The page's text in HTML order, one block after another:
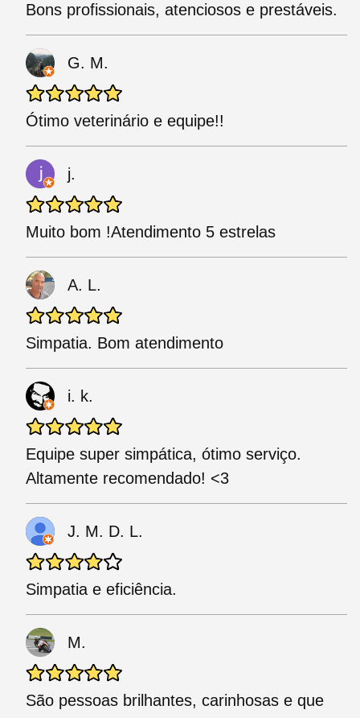
Bons profissionais, atenciosos e prestáveis.
G. M.
Ótimo veterinário e equipe!!
j.
Muito bom !Atendimento 5 estrelas
A. L.
Simpatia. Bom atendimento
i. k.
Equipe super simpática, ótimo serviço.
Altamente recomendado! <3
J. M. D. L.
Simpatia e eficiência.
M.
São pessoas brilhantes, carinhosas e que